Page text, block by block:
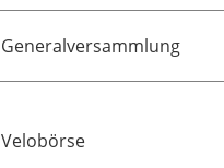
Generalversammlung
Velobörse